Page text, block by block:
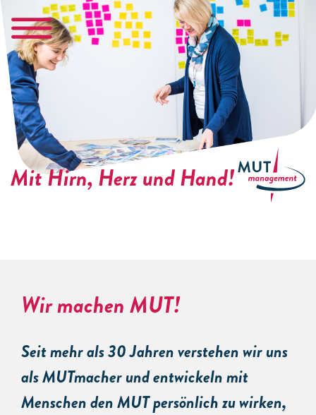
Mit Hirn, Herz und Hand!
Wir machen MUT!
Seit mehr als 30 Jahren verstehen wir uns
als MUTmacher und entwickeln mit
Menschen den MUT persönlich zu wirken,